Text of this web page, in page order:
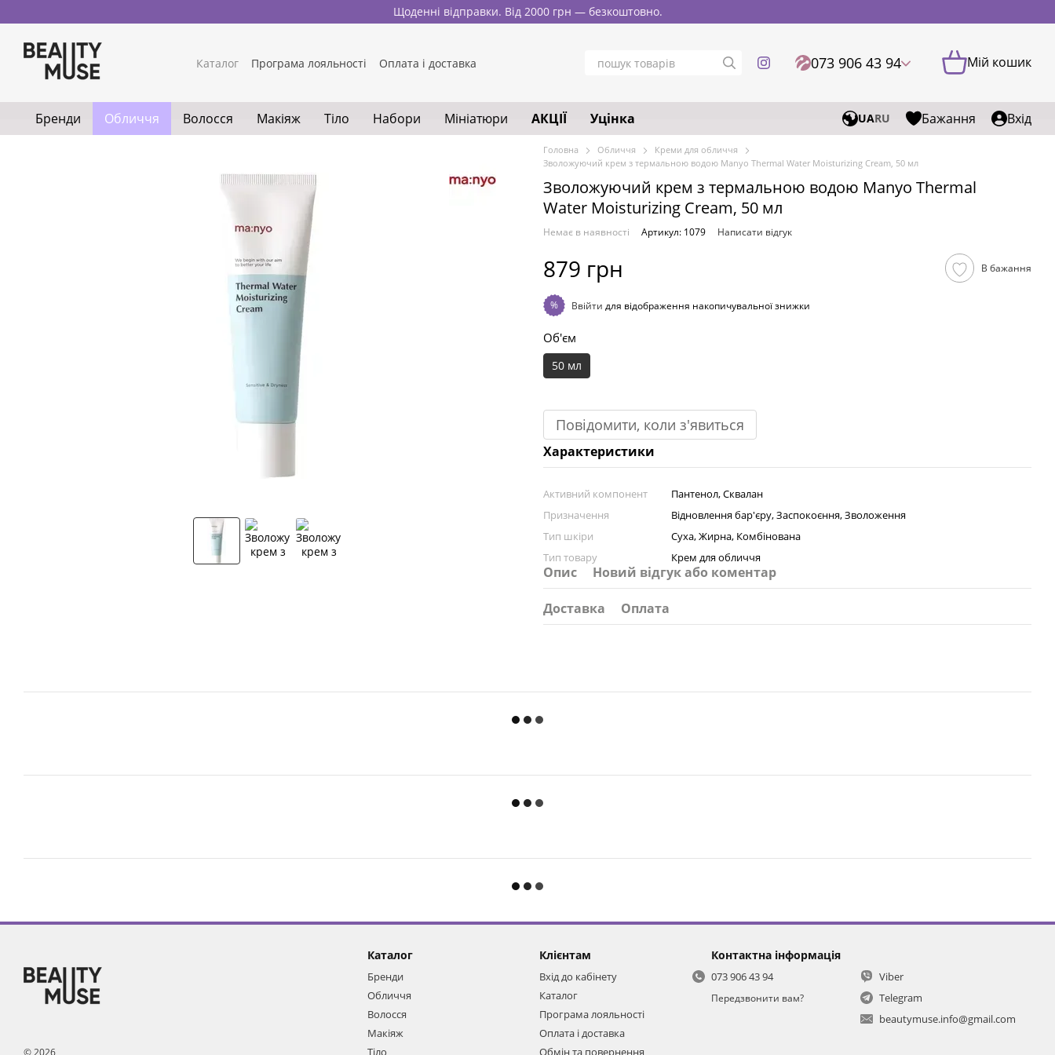
Щоденні відправки. Від 2000 грн — безкоштовно.
Каталог Програма лояльності
Оплата і доставка
073 906 43 94 Мій кошик
Бренди Обличчя Волосся Макіяж Тіло Набори Мініатюри АКЦІЇ Уцінка UARU Бажання Вхід
Головна Обличчя
Креми для обличчя
Зволожуючий крем з термальною водою Manyo Thermal Water Moisturizing Cream, 50 мл
Зволожуючий крем з термальною водою Manyo Thermal
Water Moisturizing Cream, 50 мл
Немає в наявності Артикул: 1079 Написати відгук
879 грн В бажання
% Ввійти для відображення накопичувальної знижки
Об'єм
50 мл
Повідомити, коли з'явиться
Характеристики
Активний компонент
Пантенол, Сквалан
Призначення
Відновлення бар'єру, Заспокоєння, Зволоження
Тип шкіри
Суха, Жирна, Комбінована
Тип товару
Крем для обличчя
Опис Новий відгук або коментар
Доставка Оплата
© 2026
Каталог
Бренди
Обличчя
Волосся
Макіяж
Тіло
Клієнтам
Вхід до кабінету
Каталог
Програма лояльності
Оплата і доставка
Обмін та повернення
Контактна інформація
073 906 43 94
Передзвонити вам?
Viber
Telegram
beautymuse.info@gmail.com